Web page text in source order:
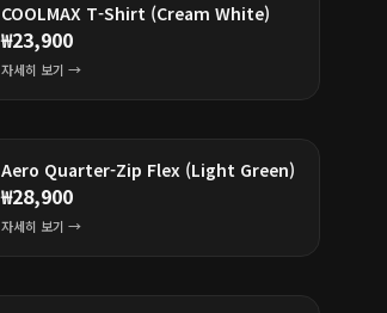
COOLMAX T-Shirt (Cream White)
₩23,900
자세히 보기 →
Aero Quarter-Zip Flex (Light Green)
₩28,900
자세히 보기 →